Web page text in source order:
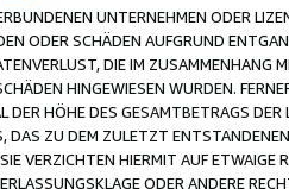
UNTERNEHMEN ODER
ODER SCHÄDEN AUFGRUND
DIE IM ZUSAMMENHANG
HINGEWIESEN WURDEN.
DER HÖHE DES GESAMTBETRAGS
DAS ZU DEM ZULETZT
VERZICHTEN HIERMIT AUF
ODER ANDERE